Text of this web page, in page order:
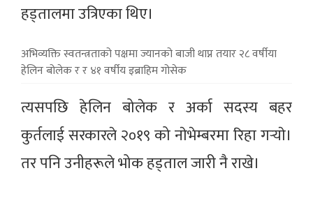
हड्तालमा उत्रिएका थिए।
अभिव्यक्ति स्वतन्त्रताको पक्षमा ज्यानको बाजी थाप्न तयार २८ वर्षीया
हेलिन बोलेक र र ४१ वर्षीय इब्राहिम गोसेक
त्यसपछि हेलिन बोलेक र अर्का सदस्य बहर
कुर्तलाई सरकारले २०१९ को नाेभेम्बरमा रिहा गर्‍याे।
तर पनि उनीहरूले भोक हड्ताल जारी नै राखे।